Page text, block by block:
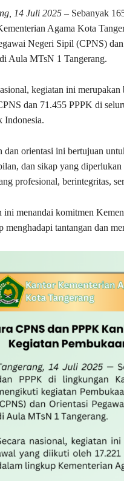
14 Juli 2025– Sebanyak
Agama Kota
Negeri Sipil (CPNS)
Aula MTsN 1 Tangerang.
kegiatan ini
dan 71.455 PPPK di
Indonesia.
dan orientasi ini bertujuan
dan sikap yang
profesional, berintegritas,
ini menandai komitmen
menghadapi tantangan dan